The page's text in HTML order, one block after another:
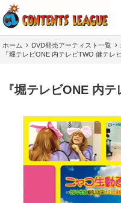
ホーム DVD発売アーティスト一覧
『堀テレビONE 内テレビTWO 健テレ
『堀テレビONE 内